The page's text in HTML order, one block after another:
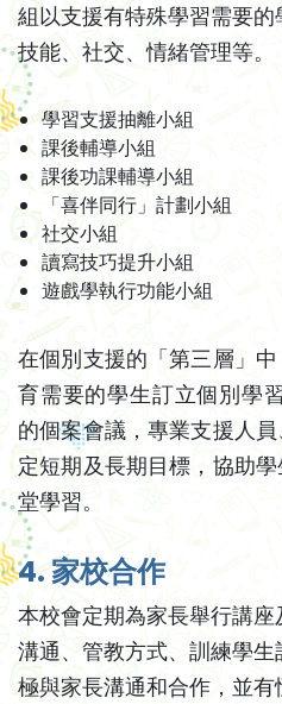
組以支援有特殊學習需要的
技能、社交、情緒管理等。
學習支援抽離小組
課後輔導小組
課後功課輔導小組
「喜伴同行」計劃小組
社交小組
讀寫技巧提升小組
遊戲學執行功能小組
在個別支援的「第三層」
育需要的學生訂立個別學
的個案會議，專業支援人
定短期及長期目標，協助
堂學習。
4. 家校合作
本校會定期為家長舉行講
溝通、管教方式、訓練學
極與家長溝通和合作，並